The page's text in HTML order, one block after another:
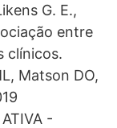
G. E.,
entre
clínicos.
Matson DO,
-